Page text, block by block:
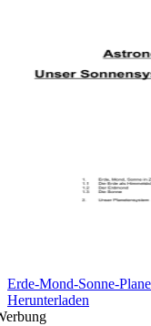
Erde-Mond-Sonne-
Herunterladen